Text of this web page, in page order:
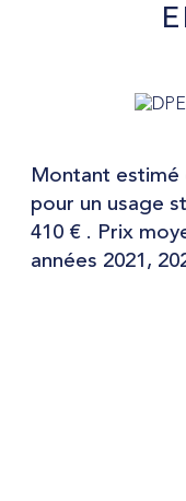
Montant estimé
pour un usage
410 € . Prix
années 2021,